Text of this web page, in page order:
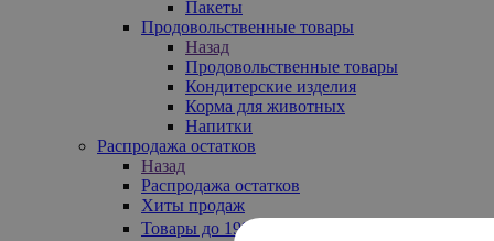
Пакеты
Продовольственные товары
Назад
Продовольственные товары
Кондитерские изделия
Корма для животных
Напитки
Распродажа остатков
Назад
Распродажа остатков
Хиты продаж
Товары до 199₽